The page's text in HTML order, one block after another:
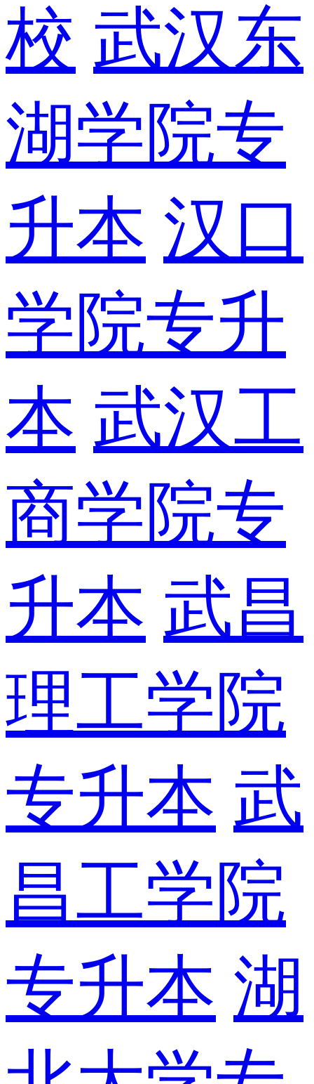
校 武汉东
湖学院专
升本 汉口
学院专升
本 武汉工
商学院专
升本 武昌
理工学院
专升本 武
昌工学院
专升本 湖